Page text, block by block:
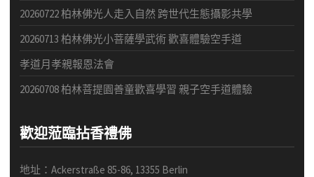
20260722 柏林佛光人走入自然 跨世代生態攝影共學
20260713 柏林佛光小菩薩學武術 歡喜體驗空手道
孝道月孝親報恩法會
20260708 柏林菩提園善童歡喜學習 親子空手道體驗
歡迎蒞臨拈香禮佛
地址：Ackerstraße 85-86, 13355 Berlin